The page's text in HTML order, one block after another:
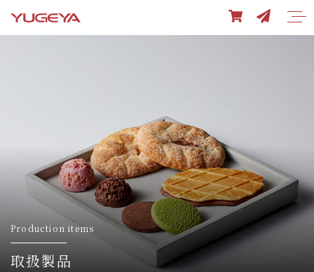
Production items
取扱製品